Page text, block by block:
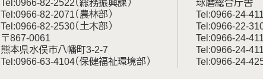
Tel:0966-82-2522（総務振興課）
Tel:0966-82-2071（農林部）
Tel:0966-82-2530（土木部）
〒867-0061
熊本県水俣市八幡町3-2-7
Tel:0966-63-4104（保健福祉環境部）
球磨総合庁舎
Tel:0966-24-
Tel:0966-22-
Tel:0966-24-
Tel:0966-24-
Tel:0966-24-